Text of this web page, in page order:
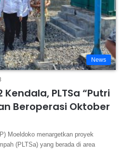
News
PLTSa “Putri
Beroperasi Oktober
Moeldoko menargetkan proyek
(PLTSa) yang berada di area